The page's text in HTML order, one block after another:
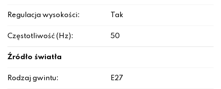
Regulacja wysokości: Tak
Częstotliwość (Hz): 50
Źródło światła
Rodzaj gwintu: E27